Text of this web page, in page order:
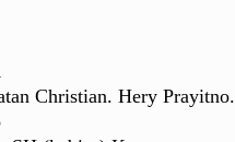
Christian. Hery Prayitno.